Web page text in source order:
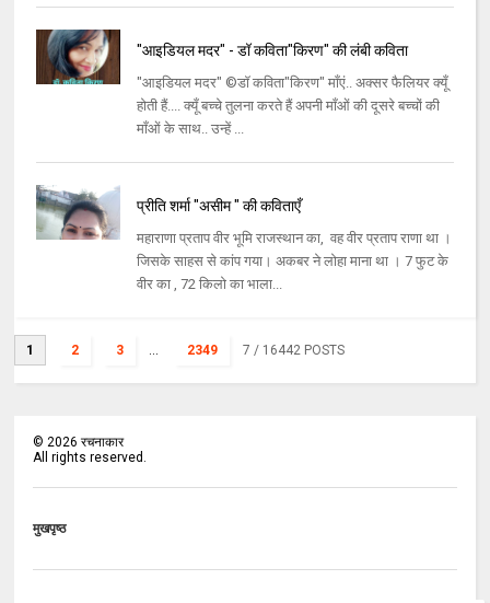
"आइडियल मदर" - डॉ कविता"किरण" की लंबी कविता
"आइडियल मदर" ©डॉ कविता"किरण" माँएं.. अक्सर फैलियर क्यूँ
होती हैं.... क्यूँ बच्चे तुलना करते हैं अपनी माँओं की दूसरे बच्चों की
माँओं के साथ.. उन्हें ...
प्रीति शर्मा "असीम " की कविताएँ
महाराणा प्रताप वीर भूमि राजस्थान का, वह वीर प्रताप राणा था ।
जिसके साहस से कांप गया। अकबर ने लोहा माना था । 7 फुट के
वीर का , 72 किलो का भाला...
1 2 3 ... 2349 7 / 16442 POSTS
©2026 रचनाकार
All rights reserved.
मुखपृष्ठ